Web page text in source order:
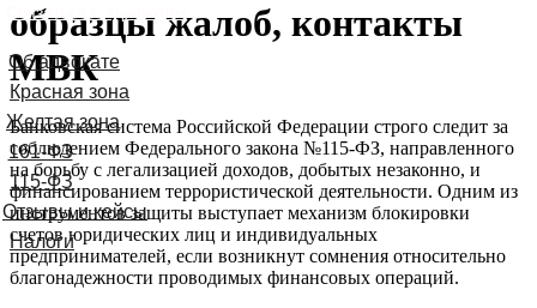
Связаться с адвокатом
образцы жалоб, контакты
МВК
Банковская система Российской Федерации строго следит за
соблюдением Федерального закона №115-ФЗ, направленного
на борьбу с легализацией доходов, добытых незаконно, и
финансированием террористической деятельности. Одним из
инструментов защиты выступает механизм блокировки
счетов юридических лиц и индивидуальных
предпринимателей, если возникнут сомнения относительно
благонадежности проводимых финансовых операций.